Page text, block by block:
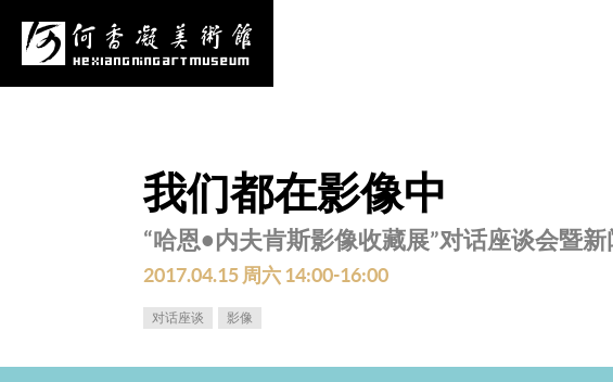
项目申报 采购公告 更多
我们都在影像中
“哈恩•内夫肯斯影像收藏展”对话座谈会暨
2017.04.15 周六 14:00-16:00
对话座谈 影像